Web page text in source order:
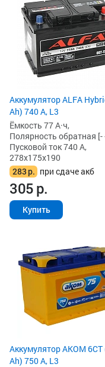
Аккумулятор ALFA
Ah) 740 А, L3
Ёмкость 77 А·ч,
Полярность обратная [-
Пусковой ток 740 А,
278x175x190
283р. при сдаче акб
305р.
Купить
Аккумулятор AKOM 6СТ
Ah) 750 А, L3